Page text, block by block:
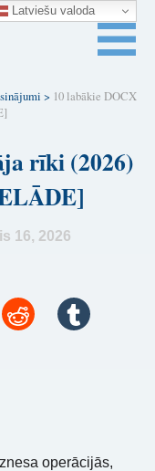
> 10 labākie DOCX
rīki (2026)
16, 2026
operācijās,
Latviešu valoda